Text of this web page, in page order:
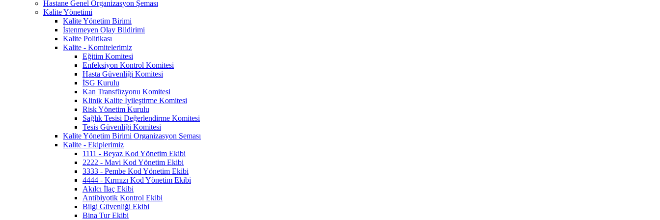
Hastane Genel Organizasyon Şeması
Kalite Yönetimi
Kalite Yönetim Birimi
İstenmeyen Olay Bildirimi
Kalite Politikası
Kalite - Komitelerimiz
Eğitim Komitesi
Enfeksiyon Kontrol Komitesi
Hasta Güvenliği Komitesi
İSG Kurulu
Kan Transfüzyonu Komitesi
Klinik Kalite İyileştirme Komitesi
Risk Yönetim Kurulu
Sağlık Tesisi Değerlendirme Komitesi
Tesis Güvenliği Komitesi
Kalite Yönetim Birimi Organizasyon Şeması
Kalite - Ekiplerimiz
1111 - Beyaz Kod Yönetim Ekibi
2222 - Mavi Kod Yönetim Ekibi
3333 - Pembe Kod Yönetim Ekibi
4444 - Kırmızı Kod Yönetim Ekibi
Akılcı İlaç Ekibi
Antibiyotik Kontrol Ekibi
Bilgi Güvenliği Ekibi
Bina Tur Ekibi